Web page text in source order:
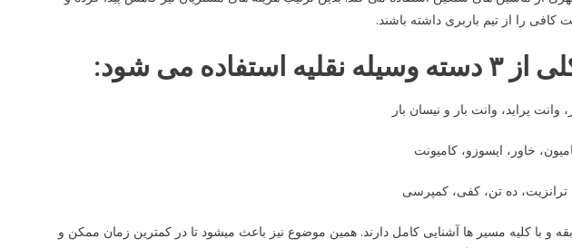
را از تیم باربری داشته باشند.
می شود:
وانت پراید، وانت بار و نیسان بار
خاور، ایسوزو، کامیونت
ترانزیت، ده تن، کفی، کمپرسی
و با کلیه مسیر ها آشنایی کامل دارند. همین موضوع نیز باعث میشود تا در کمترین زمان ممکن و